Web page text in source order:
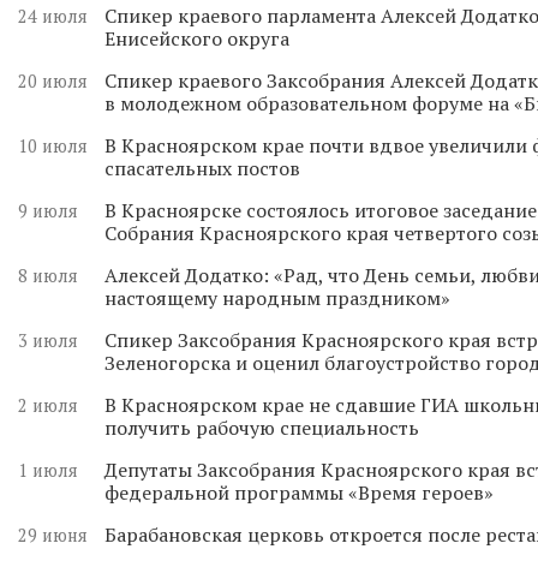
24 июля
Спикер краевого парламента Алексей
Енисейского округа
20 июля
Спикер краевого Заксобрания Алексей
в молодежном образовательном форуме на
10 июля
В Красноярском крае почти вдвое
спасательных постов
9 июля
В Красноярске состоялось итоговое
Собрания Красноярского края четвертого
8 июля
Алексей Додатко: «Рад, что День семьи,
настоящему народным праздником»
3 июля
Спикер Заксобрания Красноярского края
Зеленогорска и оценил благоустройство
2 июля
В Красноярском крае не сдавшие ГИА
получить рабочую специальность
1 июля
Депутаты Заксобрания Красноярского края
федеральной программы «Время героев»
29 июня Барабановская церковь откроется после